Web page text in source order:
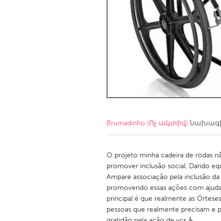
Amherstburg
Kingston
South
QATAR
Qatar
SINGAPORE
Singapore
Brumadinho (Ոչ ակտիվ)
O projeto minha cadeira de rodas
promover inclusão social. Dando
Ampare associação pela inclusão
promovendo essas ações com
principal é que realmente as
pessoas que realmente precisam e